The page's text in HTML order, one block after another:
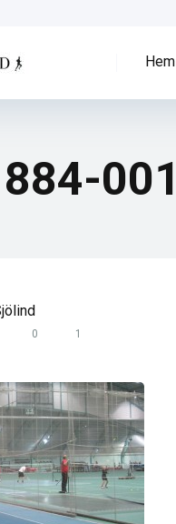
Hem
001
0 1